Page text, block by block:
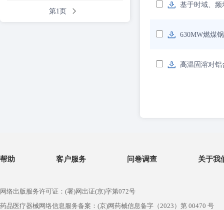
第1页
基于时域、
630MW燃煤
高温固溶对
帮助 客户服务 问卷调查 关于我
网络出版服务许可证：(署)网出证(京)字第072号
药品医疗器械网络信息服务备案：(京)网药械信息备字（2023）第 00470 号